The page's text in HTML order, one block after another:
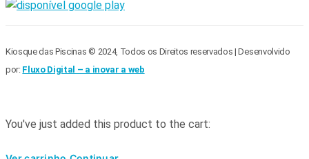
Kiosque das Piscinas © 2024, Todos os Direitos reservados | Desenvolvido
por: Fluxo Digital – a inovar a web
You've just added this product to the cart: